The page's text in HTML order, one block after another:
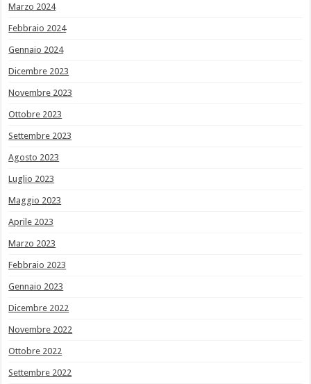
Marzo 2024
Febbraio 2024
Gennaio 2024
Dicembre 2023
Novembre 2023
Ottobre 2023
Settembre 2023
Agosto 2023
Luglio 2023
Maggio 2023
Aprile 2023
Marzo 2023
Febbraio 2023
Gennaio 2023
Dicembre 2022
Novembre 2022
Ottobre 2022
Settembre 2022